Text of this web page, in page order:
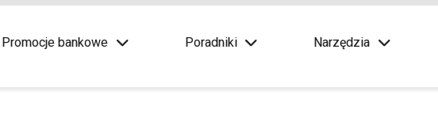
Promocje bankowe Poradniki Narzędzia